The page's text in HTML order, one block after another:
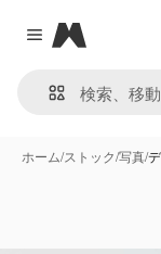
Close menu
Magnific
ホーム/ストック/写真/